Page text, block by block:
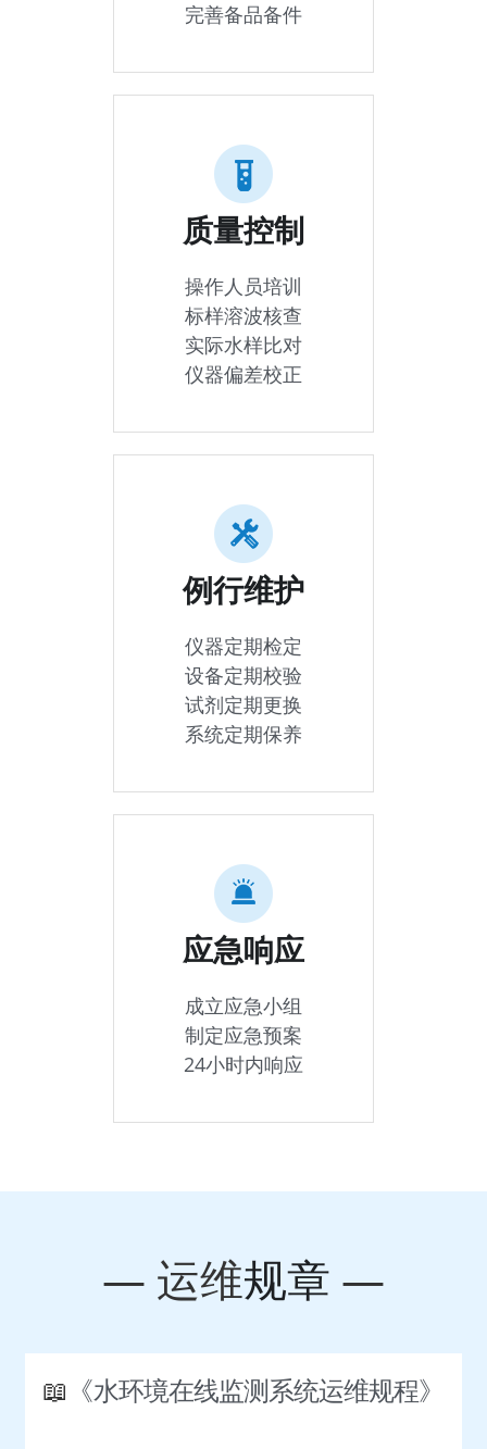
完善备品备件
质量控制
操作人员培训
标样溶波核查
实际水样比对
仪器偏差校正
例行维护
仪器定期检定
设备定期校验
试剂定期更换
系统定期保养
应急响应
成立应急小组
制定应急预案
24小时内响应
— 运维规章 —
📖 《水环境在线监测系统运维规程》